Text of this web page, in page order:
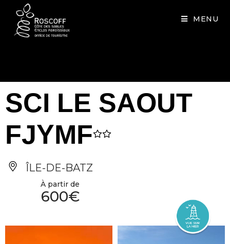
MENU
SCI LE SAOUT
FJYMF
ÎLE-DE-BATZ
À partir de
600€
Cookies management panel